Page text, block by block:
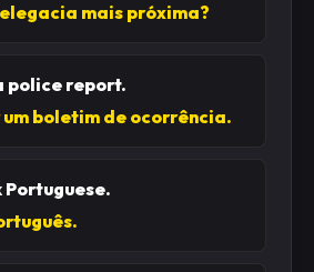
mais próxima?
police report.
boletim de ocorrência.
Portuguese.